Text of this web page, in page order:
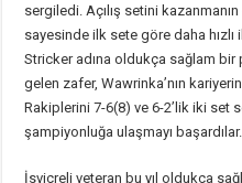
sergiledi. Açılış setini
sayesinde ilk sete göre daha
Stricker adına oldukça sağlam
gelen zafer, Wawrinka’nın
Rakiplerini 7-6(8) ve 6-2’lik iki set
şampiyonluğa ulaşmayı başardılar.
İsviçreli veteran bu yıl oldukça